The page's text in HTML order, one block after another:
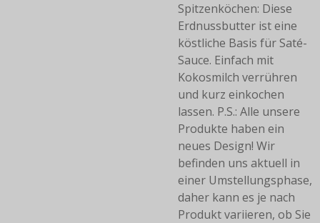
Spitzenköchen: Diese
Erdnussbutter ist eine
köstliche Basis für Saté-
Sauce. Einfach mit
Kokosmilch verrühren
und kurz einkochen
lassen. P.S.: Alle unsere
Produkte haben ein
neues Design! Wir
befinden uns aktuell in
einer Umstellungsphase,
daher kann es je nach
Produkt variieren, ob Sie